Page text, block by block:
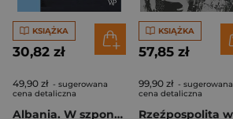
KSIĄŻKA
30,82 zł
49,90 zł - sugerowana
cena detaliczna
Albania. W szponach czarnego orła
KSIĄŻKA
57,85 zł
99,90 zł - sugerowana
cena detaliczna